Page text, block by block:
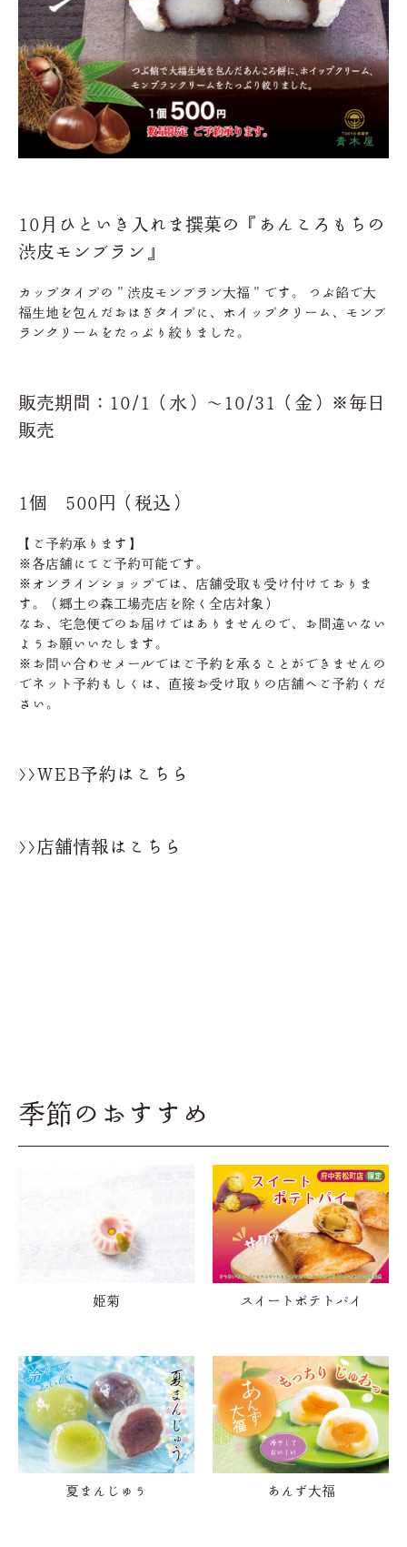
10月ひといき入れま撰菓の『あんころもちの
渋皮モンブラン』
カップタイプの＂渋皮モンブラン大福＂です。 つぶ餡で大
福生地を包んだおはぎタイプに、ホイップクリーム、モンブ
ランクリームをたっぷり絞りました。
販売期間：10/1（水）～10/31（金）※毎日
販売
1個 500円（税込）
【ご予約承ります】
※各店舗にてご予約可能です。
※オンラインショップでは、店舗受取も受け付けておりま
す。（郷土の森工場売店を除く全店対象）
なお、宅急便でのお届けではありませんので、お間違いない
ようお願いいたします。
※お問い合わせメールではご予約を承ることができませんの
でネット予約もしくは、直接お受け取りの店舗へご予約くだ
さい。
>>WEB予約はこちら
>>店舗情報はこちら
季節のおすすめ
姫菊 スイートポテトパイ
夏まんじゅう あんず大福